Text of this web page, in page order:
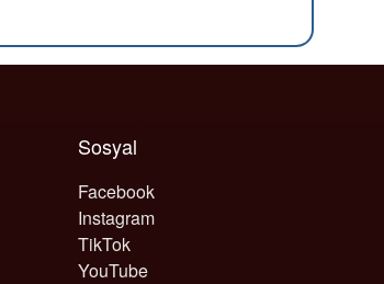
Sosyal
Facebook
Instagram
TikTok
YouTube